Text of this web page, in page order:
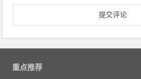
重点推荐